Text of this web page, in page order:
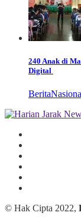
240 Anak di
Digital
Berita
© Hak Cipta 2022,